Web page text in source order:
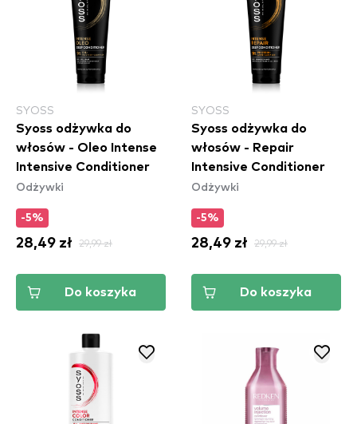
SYOSS
Syoss odżywka do
włosów - Oleo Intense
Intensive Conditioner
Odżywki
-5%
28,49 zł 29,99 zł
Do koszyka
SYOSS
Syoss odżywka do
włosów - Repair
Intensive Conditioner
Odżywki
-5%
28,49 zł 29,99 zł
Do koszyka